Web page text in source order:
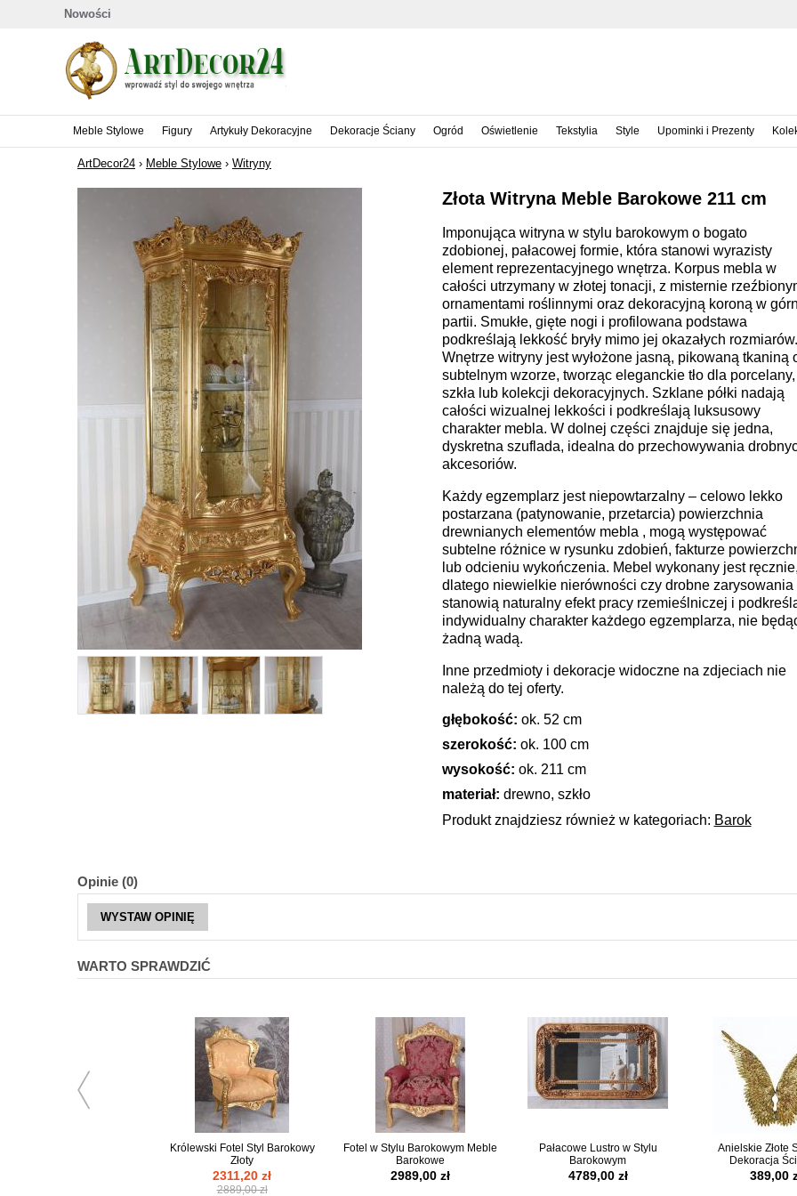
Nowości
Meble Stylowe Figury Artykuły Dekoracyjne Dekoracje Ściany Ogród Oświetlenie Tekstylia Style Upominki i Prezenty
ArtDecor24 › Meble Stylowe › Witryny
Złota Witryna Meble Barokowe 211 cm
Imponująca witryna w stylu barokowym o bogato
zdobionej, pałacowej formie, która stanowi wyrazisty
element reprezentacyjnego wnętrza. Korpus mebla w
całości utrzymany w złotej tonacji, z misternie
ornamentami roślinnymi oraz dekoracyjną koroną w
partii. Smukłe, gięte nogi i profilowana podstawa
podkreślają lekkość bryły mimo jej okazałych rozmiarów.
Wnętrze witryny jest wyłożone jasną, pikowaną tkaniną
subtelnym wzorze, tworząc eleganckie tło dla porcelany,
szkła lub kolekcji dekoracyjnych. Szklane półki nadają
całości wizualnej lekkości i podkreślają luksusowy
charakter mebla. W dolnej części znajduje się jedna,
dyskretna szuflada, idealna do przechowywania
akcesoriów.
Każdy egzemplarz jest niepowtarzalny – celowo lekko
postarzana (patynowanie, przetarcia) powierzchnia
drewnianych elementów mebla , mogą występować
subtelne różnice w rysunku zdobień, fakturze
lub odcieniu wykończenia. Mebel wykonany jest ręcznie,
dlatego niewielkie nierówności czy drobne zarysowania
stanowią naturalny efekt pracy rzemieślniczej i
indywidualny charakter każdego egzemplarza, nie
żadną wadą.
Inne przedmioty i dekoracje widoczne na zdjeciach nie
należą do tej oferty.
głębokość: ok. 52 cm
szerokość: ok. 100 cm
wysokość: ok. 211 cm
materiał: drewno, szkło
Produkt znajdziesz również w kategoriach: Barok
Opinie (0)
WYSTAW OPINIĘ
WARTO SPRAWDZIĆ
Królewski Fotel Styl Barokowy
Złoty
2311,20 zł
2889,00 zł
Fotel w Stylu Barokowym Meble
Barokowe
2989,00 zł
Pałacowe Lustro w Stylu
Barokowym
4789,00 zł
Anielskie Złote
Dekoracja
389,00